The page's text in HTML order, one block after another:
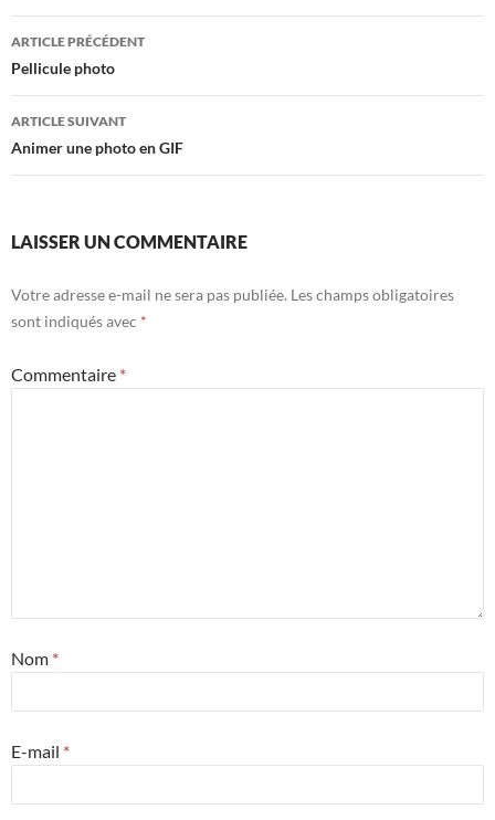
Navigation
des
articles
ARTICLE PRÉCÉDENT
Pellicule photo
ARTICLE SUIVANT
Animer une photo en GIF
LAISSER UN COMMENTAIRE
Votre adresse e-mail ne sera pas publiée. Les champs obligatoires
sont indiqués avec *
Commentaire *
Nom *
E-mail *